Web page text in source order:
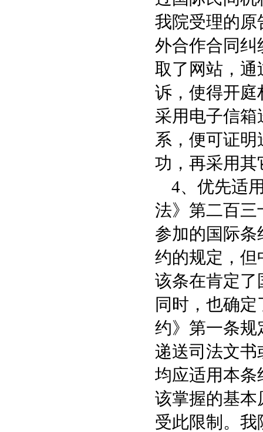
我院受理的原
外合作合同纠
取了网站，通
诉，使得开庭
采用电子信
系，便可证
功，再采用其
4、优先适
法》第二百三
参加的国际
约的规定，但
该条在肯定了
同时，也确
约》第一条规
递送司法文书
均应适用本条
该掌握的基本
受此限制。